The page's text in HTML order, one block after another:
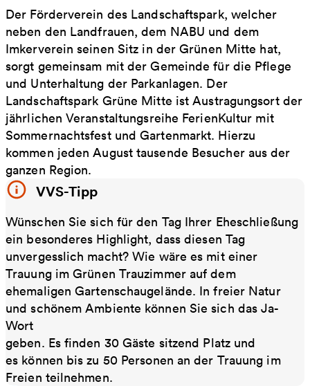
Der Förderverein des Landschaftspark, welcher
neben den Landfrauen, dem NABU und dem
Imkerverein seinen Sitz in der Grünen Mitte hat,
sorgt gemeinsam mit der Gemeinde für die Pflege
und Unterhaltung der Parkanlagen. Der
Landschaftspark Grüne Mitte ist Austragungsort der
jährlichen Veranstaltungsreihe FerienKultur mit
Sommernachtsfest und Gartenmarkt. Hierzu
kommen jeden August tausende Besucher aus der
ganzen Region.
VVS-Tipp
Wünschen Sie sich für den Tag Ihrer Eheschließung
ein besonderes Highlight, dass diesen Tag
unvergesslich macht? Wie wäre es mit einer
Trauung im Grünen Trauzimmer auf dem
ehemaligen Gartenschaugelände. In freier Natur
und schönem Ambiente können Sie sich das Ja-
Wort
geben. Es finden 30 Gäste sitzend Platz und
es können bis zu 50 Personen an der Trauung im
Freien teilnehmen.